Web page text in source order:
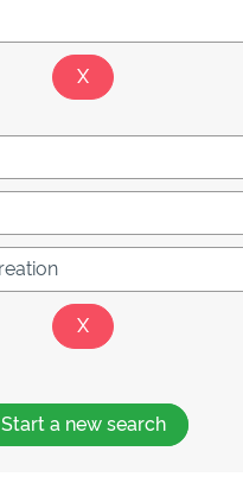
Start a new search